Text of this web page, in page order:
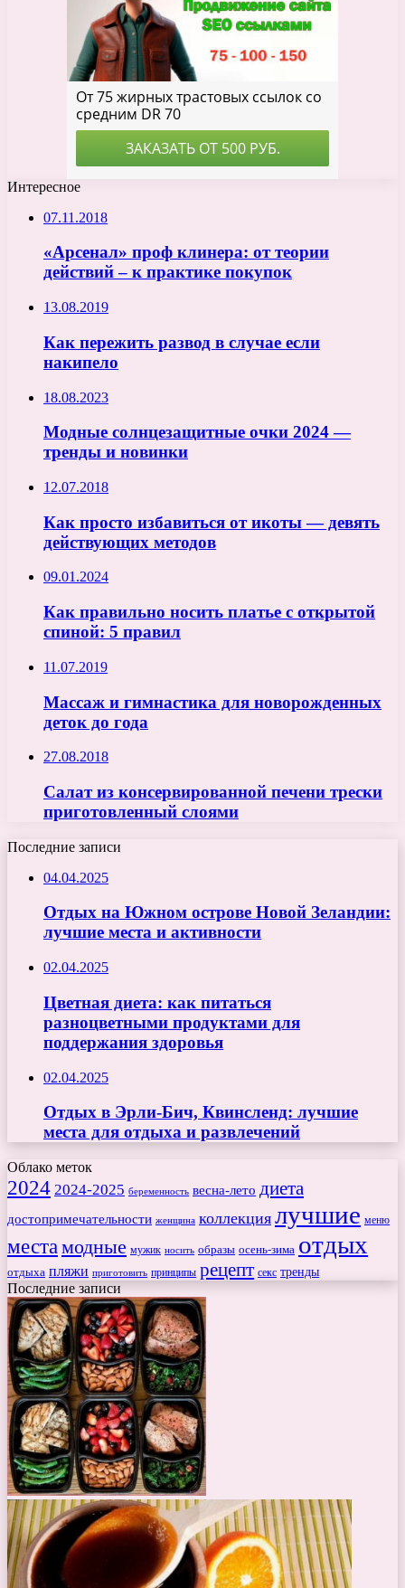
Интересное
07.11.2018
«Арсенал» проф клинера: от теории
действий – к практике покупок
13.08.2019
Как пережить развод в случае если
накипело
18.08.2023
Модные солнцезащитные очки 2024 —
тренды и новинки
12.07.2018
Как просто избавиться от икоты — девять
действующих методов
09.01.2024
Как правильно носить платье с открытой
спиной: 5 правил
11.07.2019
Массаж и гимнастика для новорожденных
деток до года
27.08.2018
Салат из консервированной печени трески
приготовленный слоями
Последние записи
04.04.2025
Отдых на Южном острове Новой Зеландии:
лучшие места и активности
02.04.2025
Цветная диета: как питаться
разноцветными продуктами для
поддержания здоровья
02.04.2025
Отдых в Эрли-Бич, Квинсленд: лучшие
места для отдыха и развлечений
Облако меток
2024 2024-2025 беременность весна-лето диета
достопримечательности женщина коллекция лучшие меню
места модные мужик носить образы осень-зима отдых
отдыха пляжи приготовить принципы рецепт секс тренды
Последние записи